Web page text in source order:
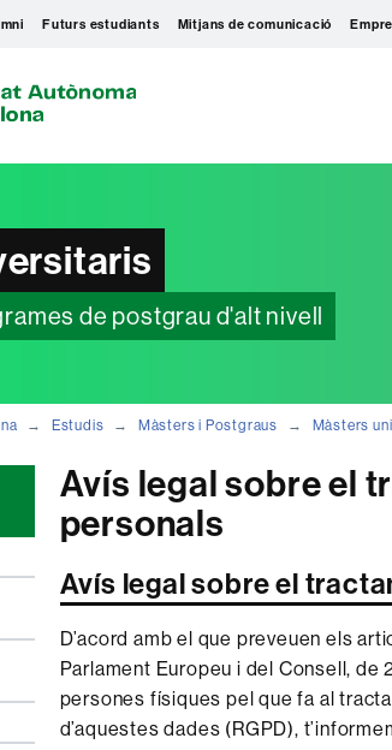
Futurs estudiants Mitjans de comunicació
A
de postgrau d'alt nivell
Estudis Màsters i Postgraus Màsters
Avís legal sobre el
personals
Avís legal sobre el
D’acord amb el que preveuen els
Parlament Europeu i del Consell, de
persones físiques pel que fa al
d’aquestes dades (RGPD),